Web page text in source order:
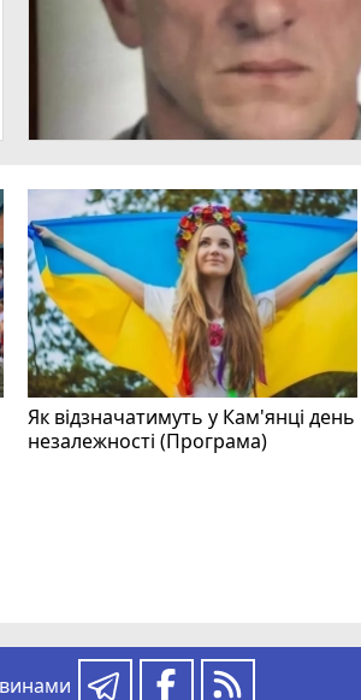
Як відзначатимуть у Кам'янці день
незалежності (Програма)